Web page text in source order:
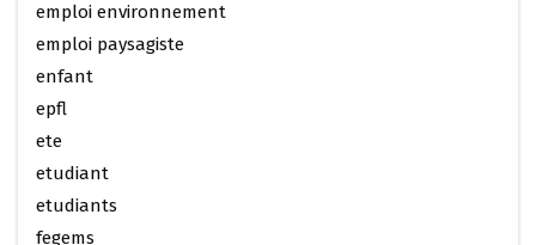
emploi environnement
emploi paysagiste
enfant
epfl
ete
etudiant
etudiants
fegems